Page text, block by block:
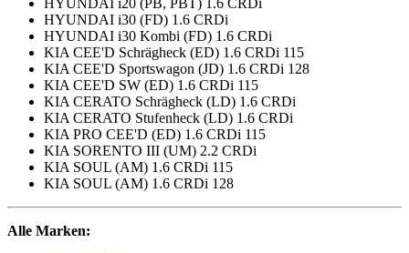
HYUNDAI i20 (PB, PBT) 1.6 CRDi
HYUNDAI i30 (FD) 1.6 CRDi
HYUNDAI i30 Kombi (FD) 1.6 CRDi
KIA CEE'D Schrägheck (ED) 1.6 CRDi 115
KIA CEE'D Sportswagon (JD) 1.6 CRDi 128
KIA CEE'D SW (ED) 1.6 CRDi 115
KIA CERATO Schrägheck (LD) 1.6 CRDi
KIA CERATO Stufenheck (LD) 1.6 CRDi
KIA PRO CEE'D (ED) 1.6 CRDi 115
KIA SORENTO III (UM) 2.2 CRDi
KIA SOUL (AM) 1.6 CRDi 115
KIA SOUL (AM) 1.6 CRDi 128
Alle Marken: